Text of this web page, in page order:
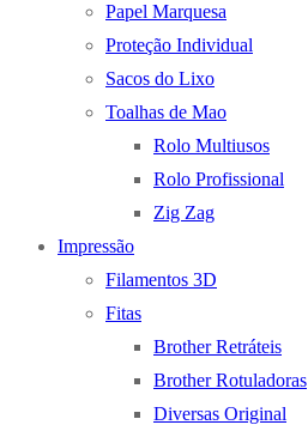
Papel Marquesa
Proteção Individual
Sacos do Lixo
Toalhas de Mao
Rolo Multiusos
Rolo Profissional
Zig Zag
Impressão
Filamentos 3D
Fitas
Brother Retráteis
Brother Rotuladoras
Diversas Original